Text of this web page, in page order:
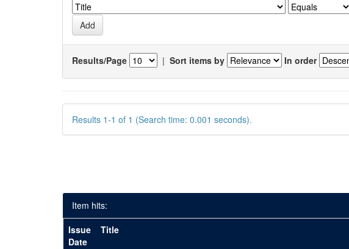
Results/Page | Sort items by In order
Results 1-1 of 1 (Search time: 0.001 seconds).
Item hits:
Issue
Date
Title